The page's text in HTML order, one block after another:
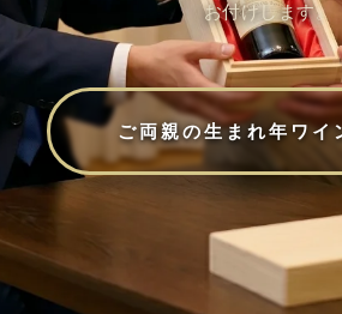
お付けします。
ご両親の生まれ年ワイ